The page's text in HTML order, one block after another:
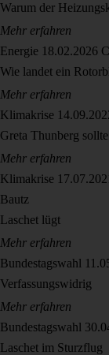
Warum der
Mehr erfahren
Energie 18.02.2026
Wie landet ein
Mehr erfahren
Klimakrise
Greta Thunberg
Mehr erfahren
Klimakrise
Bautz
Laschet lügt
Mehr erfahren
Bundestagswahl
Verfassungswidrig
Mehr erfahren
Bundestagswahl
Laschet im Sturzflug